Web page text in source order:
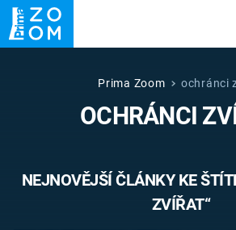
ZRÁDCI UFO DRUHÁ
VETŘELCI DÁVNOVĚKU
Prima Zoom ochránci
OCHRÁNCI
NEJNOVĚJŠÍ ČLÁNKY KE
ZVÍŘAT“